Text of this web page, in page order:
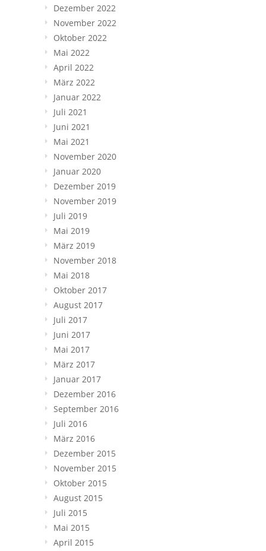
Dezember 2022
November 2022
Oktober 2022
Mai 2022
April 2022
März 2022
Januar 2022
Juli 2021
Juni 2021
Mai 2021
November 2020
Januar 2020
Dezember 2019
November 2019
Juli 2019
Mai 2019
März 2019
November 2018
Mai 2018
Oktober 2017
August 2017
Juli 2017
Juni 2017
Mai 2017
März 2017
Januar 2017
Dezember 2016
September 2016
Juli 2016
März 2016
Dezember 2015
November 2015
Oktober 2015
August 2015
Juli 2015
Mai 2015
April 2015